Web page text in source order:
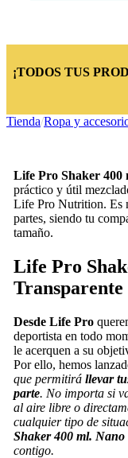
¡TODOS TUS
Tienda/Ropa y
Life Pro Shaker 400
práctico y útil
Life Pro Nutrition. Es
partes, siendo tu
tamaño.
Life Pro
Transparente
Desde Life Pro
deportista en todo
le acerquen a su
Por ello, hemos
que permitirá llevar
parte. No importa si
al aire libre o
cualquier tipo de
Shaker 400 ml. Nano
contigo.